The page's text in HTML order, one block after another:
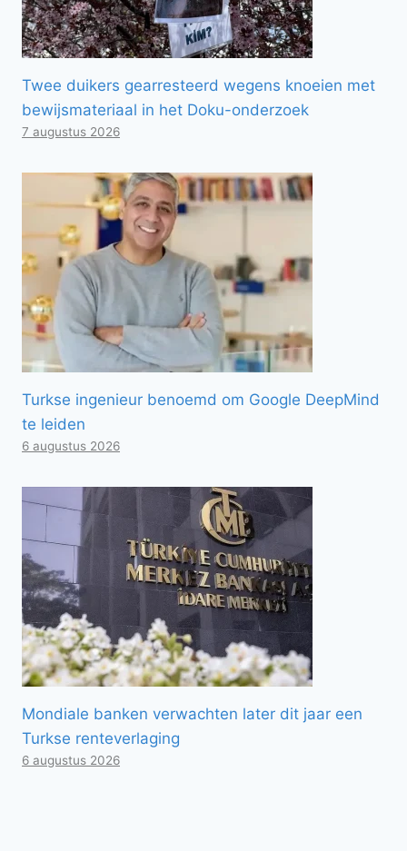
Twee duikers gearresteerd wegens knoeien met
bewijsmateriaal in het Doku-onderzoek
7 augustus 2026
Turkse ingenieur benoemd om Google DeepMind
te leiden
6 augustus 2026
Mondiale banken verwachten later dit jaar een
Turkse renteverlaging
6 augustus 2026